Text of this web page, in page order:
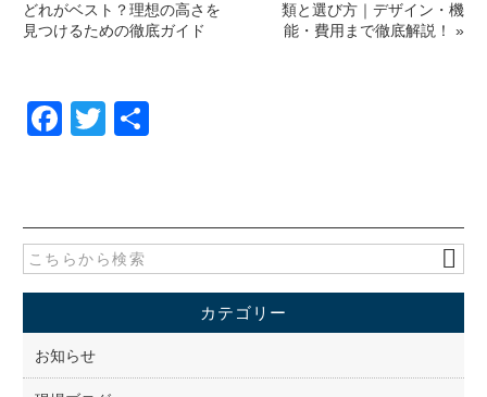
どれがベスト？理想の高さを
見つけるための徹底ガイド
類と選び方｜デザイン・機
能・費用まで徹底解説！
»
F
e
b
o
o
k
T
er
カテゴリー
お知らせ